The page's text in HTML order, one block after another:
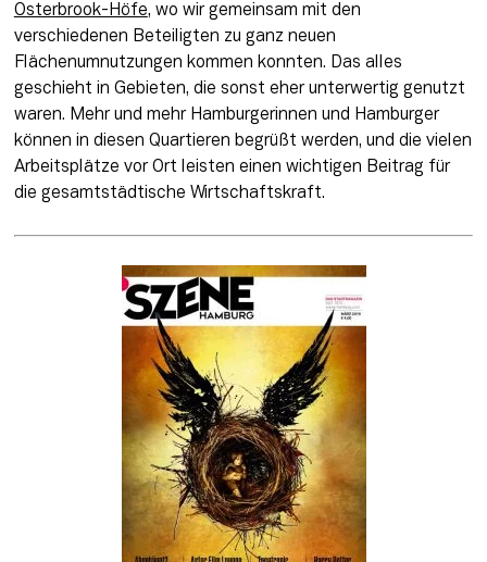
Osterbrook-Höfe, wo wir gemeinsam mit den
verschiedenen Beteiligten zu ganz neuen
Flächenumnutzungen kommen konnten. Das alles
geschieht in Gebieten, die sonst eher unterwertig genutzt
waren. Mehr und mehr Hamburgerinnen und Hamburger
können in diesen Quartieren begrüßt werden, und die vielen
Arbeitsplätze vor Ort leisten einen wichtigen Beitrag für
die gesamtstädtische Wirtschaftskraft.